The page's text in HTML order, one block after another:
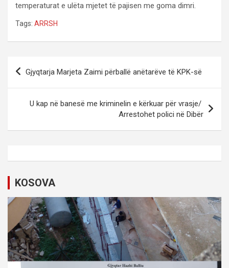
temperaturat e ulëta mjetet të pajisen me goma dimri.
Tags: ARRSH
n
v
i
g
a
t
i
o
Gjyqtarja Marjeta Zaimi përballë anëtarëve të KPK-së
U kap në banesë me kriminelin e kërkuar për vrasje/
Arrestohet polici në Dibër
KOSOVA